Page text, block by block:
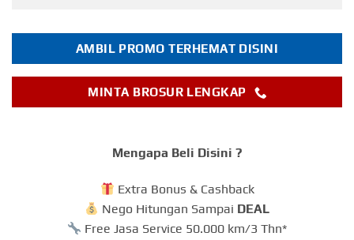
AMBIL PROMO TERHEMAT DISINI
MINTA BROSUR LENGKAP
Mengapa Beli Disini ?
Extra Bonus & Cashback
Nego Hitungan Sampai DEAL
Free Jasa Service 50.000 km/3 Thn*